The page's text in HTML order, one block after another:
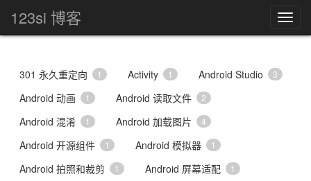
123si 博客
301 永久重定向 1 Activity 1 Android Studio 3
Android 动画 1 Android 读取文件 2
Android 混淆 1 Android 加载图片 4
Android 开源组件 1 Android 模拟器 1
Android 拍照和裁剪 1 Android 屏幕适配 1